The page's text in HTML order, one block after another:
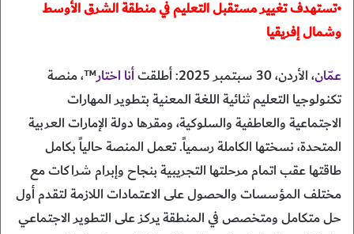
•تستهدف تغيير مستقبل التعليم في منطقة الشرق الأوسط
وشمال إفريقيا
عمّان، الأردن، 30 سبتمبر 2025: أطلقت أنا اختار™، منصة
تكنولوجيا التعليم ثنائية اللغة المعنية بتطوير المهارات
الاجتماعية والعاطفية والسلوكية، ومقرها دولة الإمارات العربية
المتحدة، نسختها الكاملة رسمياً. تعمل المنصة حالياً بكامل
طاقتها عقب اتمام مرحلتها التجريبية بنجاح وإبرام شراكات مع
مختلف المؤسسات والحصول على الاعتمادات اللازمة لتقدم أول
حل متكامل ومتخصص في المنطقة يركز على التطوير الاجتماعي